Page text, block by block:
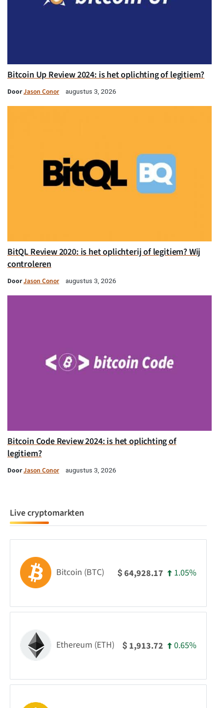
Bitcoin Up Review 2024: is het oplichting of legitiem?
DoorJason Conor augustus 3, 2026
BitQL Review 2020: is het oplichterij of legitiem? Wij
controleren
DoorJason Conor augustus 3, 2026
Bitcoin Code Review 2024: is het oplichting of
legitiem?
DoorJason Conor augustus 3, 2026
Live cryptomarkten
Bitcoin (BTC) $64,928.17 1.05%
Ethereum (ETH) $ 1,913.72 0.65%